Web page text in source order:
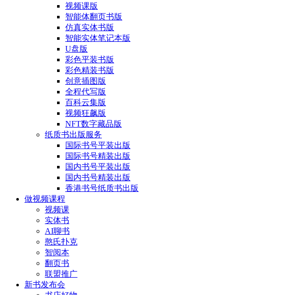
视频课版
智能体翻页书版
仿真实体书版
智能实体笔记本版
U盘版
彩色平装书版
彩色精装书版
创意插图版
全程代写版
百科云集版
视频狂飙版
NFT数字藏品版
纸质书出版服务
国际书号平装出版
国际书号精装出版
国内书号平装出版
国内书号精装出版
香港书号纸质书出版
做视频课程
视频课
实体书
AI聊书
憨氏扑克
智阅本
翻页书
联盟推广
新书发布会